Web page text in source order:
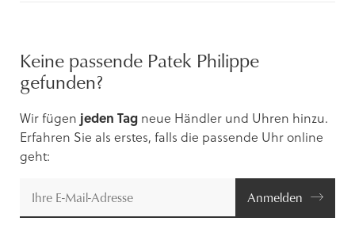
Keine passende Patek Philippe
gefunden?
Wir fügen jeden Tag neue Händler und Uhren hinzu.
Erfahren Sie als erstes, falls die passende Uhr online
geht:
Anmelden